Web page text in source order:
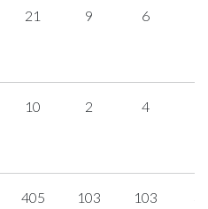
21 9 6
10 2 4
405 103 103